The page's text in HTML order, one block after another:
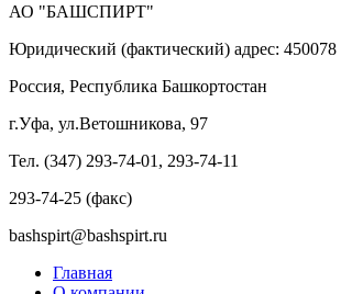
АО "БАШСПИРТ"
Юридический (фактический) адрес: 450078
Россия, Республика Башкортостан
г.Уфа, ул.Ветошникова, 97
Тел. (347) 293-74-01, 293-74-11
293-74-25 (факс)
bashspirt@bashspirt.ru
Главная